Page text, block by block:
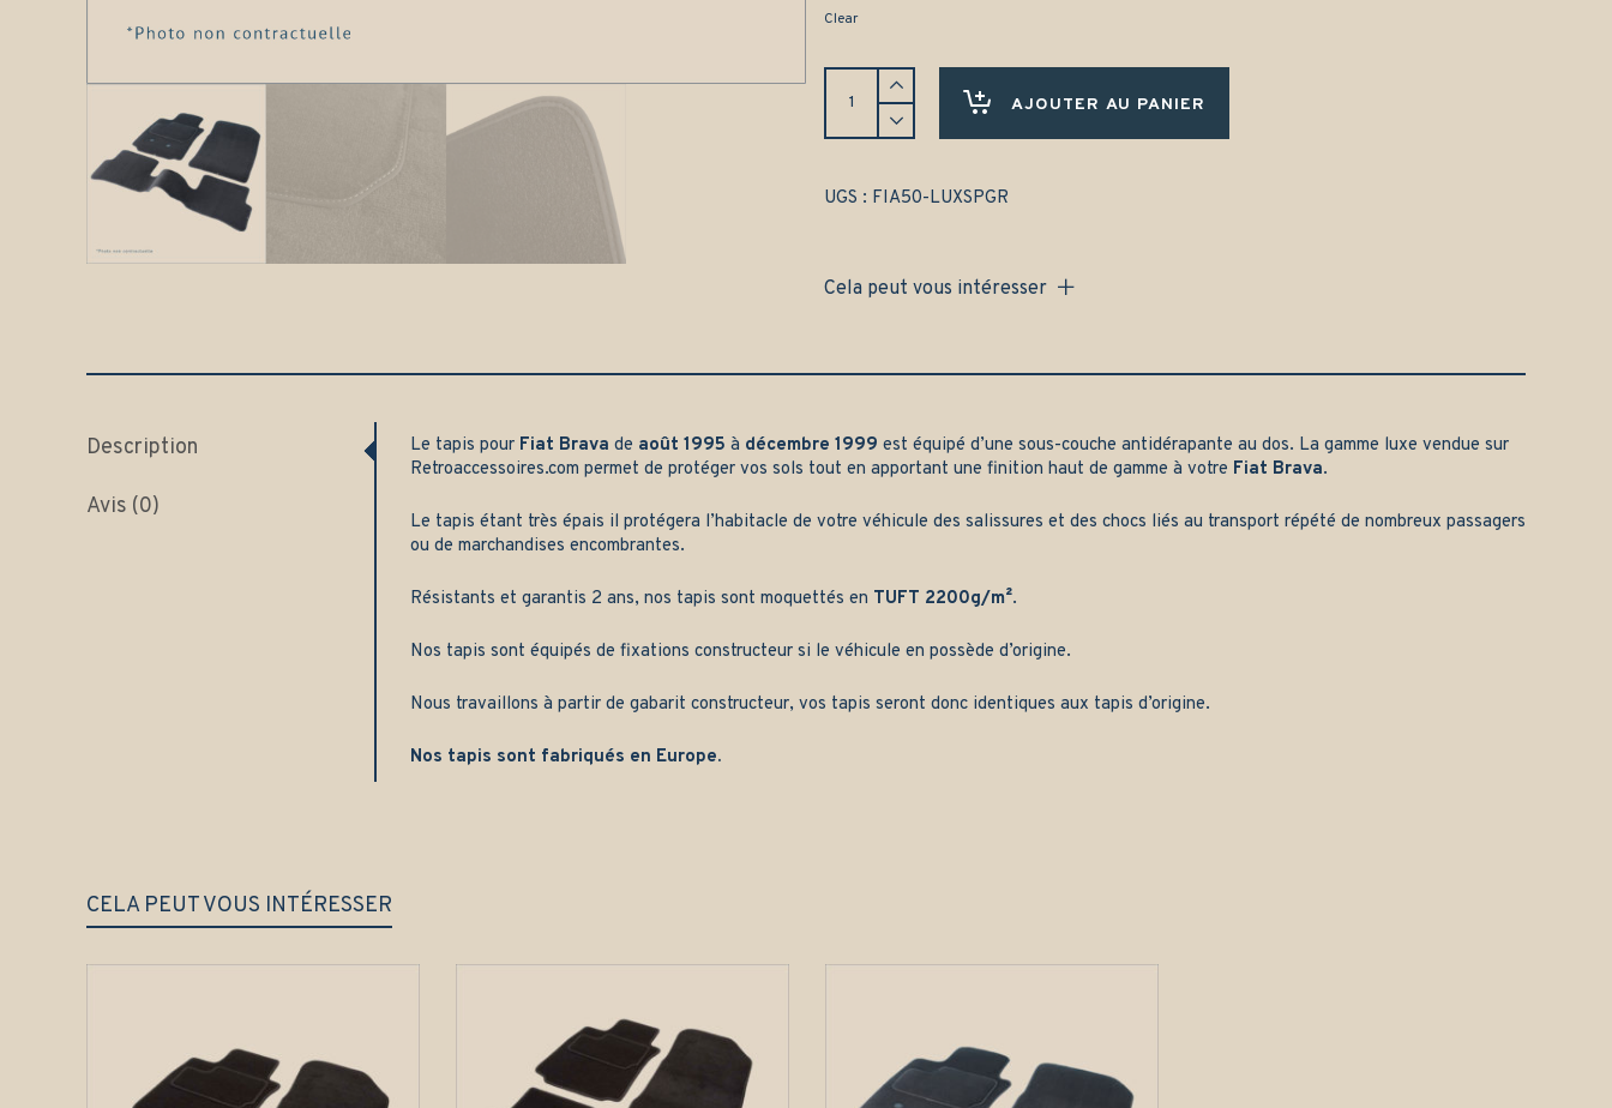
Clear
Tapis
Fiat
Avant
Gamme
AJOUTER AU PANIER
UGS : FIA50-LUXSPGR
Cela peut vous intéresser
Description
Avis (0)
Le tapis pour Fiat Brava de août 1995 à décembre 1999 est équipé d’une sous-couche antidérapante au dos. La gamme luxe vendue sur
Retroaccessoires.com permet de protéger vos sols tout en apportant une finition haut de gamme à votre Fiat Brava.
Le tapis étant très épais il protégera l’habitacle de votre véhicule des salissures et des chocs liés au transport répété de nombreux passagers
ou de marchandises encombrantes.
Résistants et garantis 2 ans, nos tapis sont moquettés en TUFT 2200g/m².
Nos tapis sont équipés de fixations constructeur si le véhicule en possède d’origine.
Nous travaillons à partir de gabarit constructeur, vos tapis seront donc identiques aux tapis d’origine.
Nos tapis sont fabriqués en Europe.
CELA PEUT VOUS INTÉRESSER